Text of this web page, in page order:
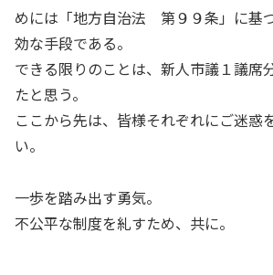
めには「地方自治法 第９９条」に基
効な手段である。
できる限りのことは、新人市議１議席
たと思う。
ここから先は、皆様それぞれにご迷惑
い。
一歩を踏み出す勇気。
不公平な制度を糺すため、共に。